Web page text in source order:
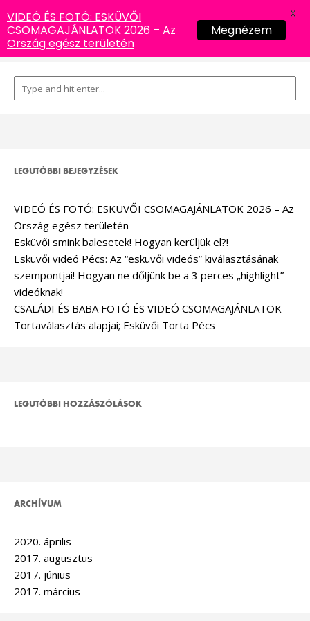
LEGUTÓBBI BEJEGYZÉSEK
VIDEÓ ÉS FOTÓ: ESKÜVŐI CSOMAGAJÁNLATOK 2026 – Az
Ország egész területén
Esküvői smink balesetek! Hogyan kerüljük el?!
Esküvői videó Pécs: Az “esküvői videós” kiválasztásának
szempontjai! Hogyan ne dőljünk be a 3 perces „highlight”
videóknak!
CSALÁDI ÉS BABA FOTÓ ÉS VIDEÓ CSOMAGAJÁNLATOK
Tortaválasztás alapjai; Esküvői Torta Pécs
LEGUTÓBBI HOZZÁSZÓLÁSOK
ARCHÍVUM
2020. április
2017. augusztus
2017. június
2017. március
VIDEÓ ÉS FOTÓ: ESKÜVŐI
CSOMAGAJÁNLATOK 2026 – Az
Ország egész területén
Megnézem
X